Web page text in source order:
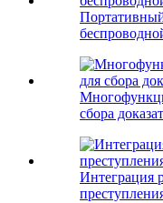
сбора
Интеграция